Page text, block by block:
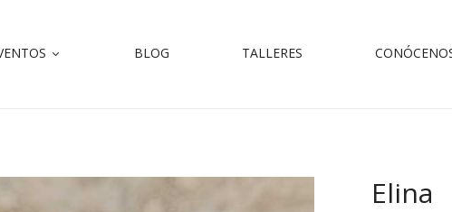
BLOG TALLERES
Elina